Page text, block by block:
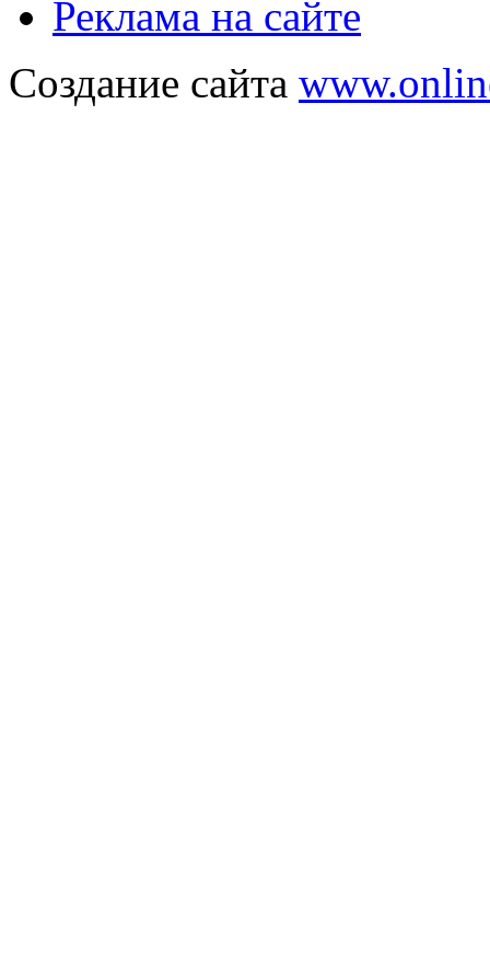
Реклама на сайте
Создание сайта